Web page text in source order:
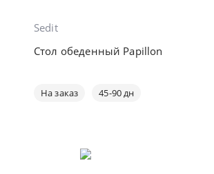
Sedit
Стол обеденный Papillon
На заказ 45-90 дн